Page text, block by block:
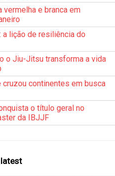
e branca em
a lição de resiliência do
o Jiu-Jitsu transforma a vida
cruzou continentes em busca
o título geral no
da IBJJF